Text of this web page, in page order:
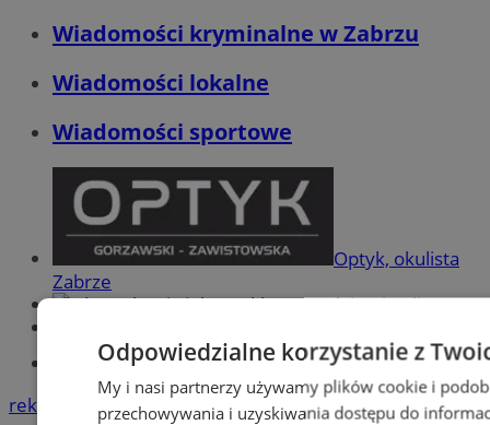
Wiadomości kryminalne w Zabrzu
Wiadomości lokalne
Wiadomości sportowe
Optyk, okulista
Zabrze
Największy sklep z częściami online!
Tworzenie stron www -Zabrze
reklama
Odpowiedzialne korzystanie z
My i nasi partnerzy używamy plików cookie i
przechowywania i uzyskiwania dostępu do